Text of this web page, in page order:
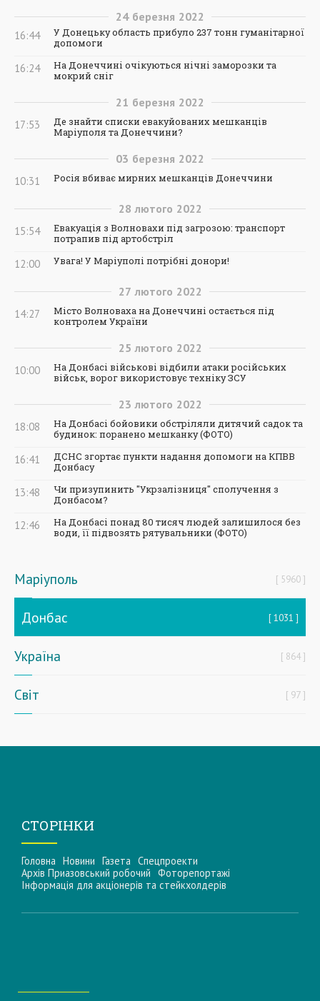
24 березня 2022
16:44
У Донецьку область прибуло 237 тонн гуманітарної
допомоги
16:24
На Донеччині очікуються нічні заморозки та
мокрий сніг
21 березня 2022
17:53
Де знайти списки евакуйованих мешканців
Маріуполя та Донеччини?
03 березня 2022
10:31 Росія вбиває мирних мешканців Донеччини
28 лютого 2022
15:54
Евакуація з Волновахи під загрозою: транспорт
потрапив під артобстріл
12:00 Увага! У Маріуполі потрібні донори!
27 лютого 2022
14:27
Місто Волноваха на Донеччині остається під
контролем України
25 лютого 2022
10:00
На Донбасі військові відбили атаки російських
військ, ворог використовує техніку ЗСУ
23 лютого 2022
18:08
На Донбасі бойовики обстріляли дитячий садок та
будинок: поранено мешканку (ФОТО)
16:41
ДСНС згортає пункти надання допомоги на КПВВ
Донбасу
13:48
Чи призупинить "Укрзалізниця" сполучення з
Донбасом?
12:46
На Донбасі понад 80 тисяч людей залишилося без
води, її підвозять рятувальники (ФОТО)
Маріуполь 5960
Донбас 1031
Україна 864
Світ 97
СТОРІНКИ
Головна Новини Газета Спецпроекти
Архів Приазовський робочий Фоторепортажі
Інформацiя для акцiонерiв та стейкхолдерiв